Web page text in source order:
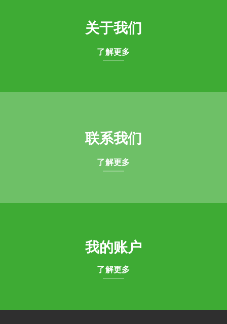
关于我们
了解更多
联系我们
了解更多
我的账户
了解更多